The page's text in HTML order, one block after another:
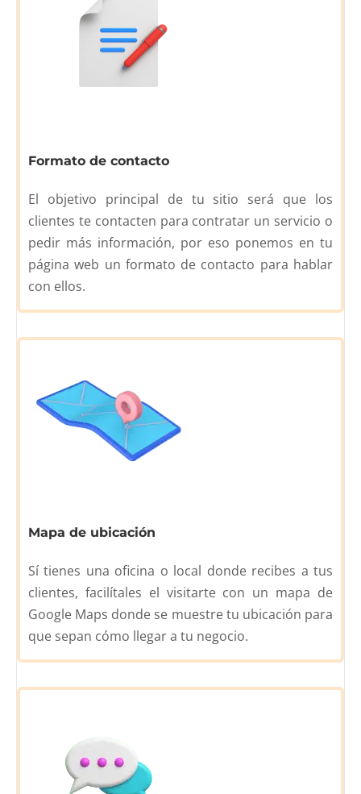
Formato de contacto
El objetivo principal de tu sitio será que los
clientes te contacten para contratar un servicio o
pedir más información, por eso ponemos en tu
página web un formato de contacto para hablar
con ellos.
Mapa de ubicación
Sí tienes una oficina o local donde recibes a tus
clientes, facilítales el visitarte con un mapa de
Google Maps donde se muestre tu ubicación para
que sepan cómo llegar a tu negocio.